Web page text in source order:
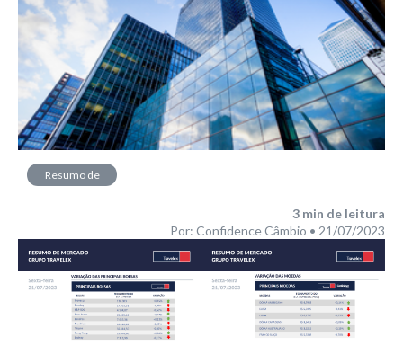
Resumo de
3 min de leitura
Por: Confidence Câmbio • 21/07/2023